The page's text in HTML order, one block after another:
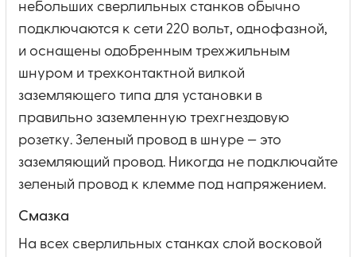
небольших сверлильных станков обычно
подключаются к сети 220 вольт, однофазной,
и оснащены одобренным трехжильным
шнуром и трехконтактной вилкой
заземляющего типа для установки в
правильно заземленную трехгнездовую
розетку. Зеленый провод в шнуре — это
заземляющий провод. Никогда не подключайте
зеленый провод к клемме под напряжением.
Смазка
На всех сверлильных станках слой восковой